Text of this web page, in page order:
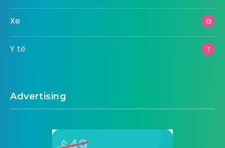
Xe 13
Y tế 7
Advertising